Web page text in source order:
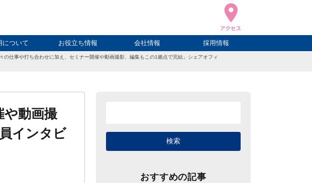
について
用料金
について
FAQ
お役立ち情報
起業ノウハウ
社長ブログ
スタッフブログ
会社情報
会社概要
アクセス
採用情報
々の仕事や打ち合わせに加え、セミナー開催や動画撮影、編集もこの1拠点で完結」シェアオフィ
や動画撮
インタビ
おすすめの記事